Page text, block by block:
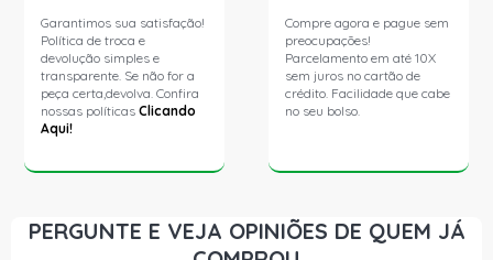
Garantimos sua satisfação!
Política de troca e
devolução simples e
transparente. Se não for a
peça certa,devolva. Confira
nossas políticasClicando
Aqui!
Compre agora e pague sem
preocupações!
Parcelamento em até 10X
sem juros no cartão de
crédito. Facilidade que cabe
no seu bolso.
PERGUNTE E VEJA OPINIÕES DE QUEM JÁ